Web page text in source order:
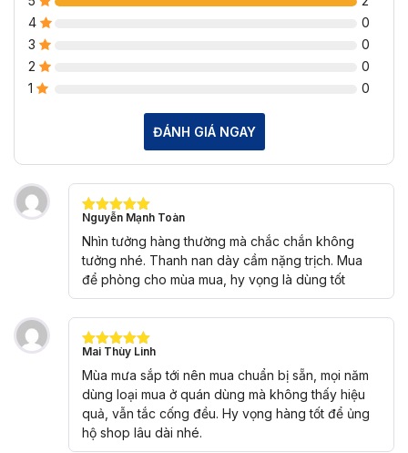
4
0
3
0
2
0
1
0
ĐÁNH GIÁ NGAY
Được xếp
hạng5
5
sao
Nguyễn Mạnh Toàn
Nhìn tưởng hàng thường mà chắc chắn không
tưởng nhé. Thanh nan dày cầm nặng trịch. Mua
để phòng cho mùa mua, hy vọng là dùng tốt
Được xếp
hạng
5
sao
Mai Thùy Linh
Mùa mưa sắp tới nên mua chuẩn bị sẵn, mọi năm
dùng loại mua ở quán dùng mà không thấy hiệu
quả, vẫn tắc cống đều. Hy vọng hàng tốt để ủng
hộ shop lâu dài nhé.